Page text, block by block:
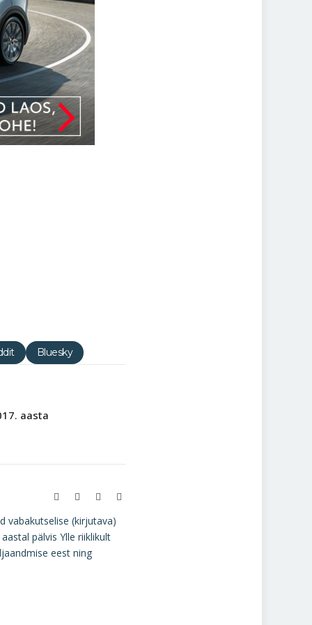
Bluesky
aasta
WebsiteFacebookInstagram
vabakutselise (kirjutava)
pälvis Ylle riiklikult
eest ning